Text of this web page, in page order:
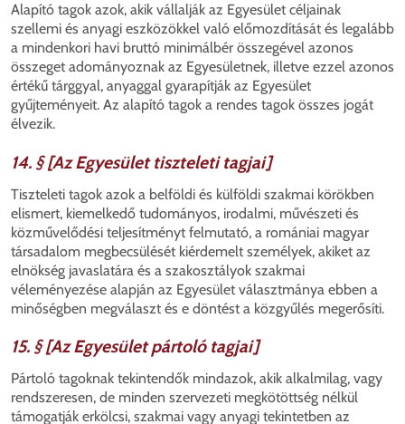
Alapító tagok azok, akik vállalják az Egyesület céljainak
szellemi és anyagi eszközökkel való előmozdítását és legalább
a mindenkori havi bruttó minimálbér összegével azonos
összeget adományoznak az Egyesületnek, illetve ezzel azonos
értékű tárggyal, anyaggal gyarapítják az Egyesület
gyűjteményeit. Az alapító tagok a rendes tagok összes jogát
élvezik.
14. § [Az Egyesület tiszteleti tagjai]
Tiszteleti tagok azok a belföldi és külföldi szakmai körökben
elismert, kiemelkedő tudományos, irodalmi, művészeti és
közművelődési teljesítményt felmutató, a romániai magyar
társadalom megbecsülését kiérdemelt személyek, akiket az
elnökség javaslatára és a szakosztályok szakmai
véleményezése alapján az Egyesület választmánya ebben a
minőségben megválaszt és e döntést a közgyűlés megerősíti.
15. § [Az Egyesület pártoló tagjai]
Pártoló tagoknak tekintendők mindazok, akik alkalmilag, vagy
rendszeresen, de minden szervezeti megkötöttség nélkül
támogatják erkölcsi, szakmai vagy anyagi tekintetben az